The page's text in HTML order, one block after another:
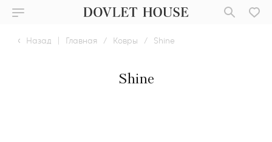
Назад | Главная / Ковры / Shine
Shine